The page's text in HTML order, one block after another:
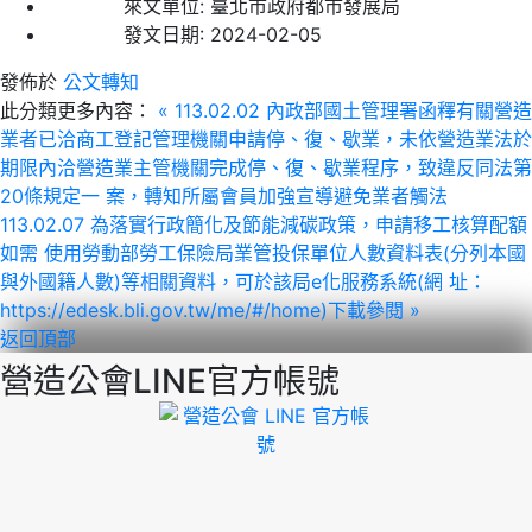
來文單位: 臺北市政府都市發展局
發文日期: 2024-02-05
發佈於 公文轉知
此分類更多內容：
« 113.02.02 內政部國土管理署函釋有關營造
業者已洽商工登記管理機關申請停、復、歇業，未依營造業法於
期限內洽營造業主管機關完成停、復、歇業程序，致違反同法第
20條規定一 案，轉知所屬會員加強宣導避免業者觸法
113.02.07 為落實行政簡化及節能減碳政策，申請移工核算配額
如需 使用勞動部勞工保險局業管投保單位人數資料表(分列本國
與外國籍人數)等相關資料，可於該局e化服務系統(網 址：
https://edesk.bli.gov.tw/me/#/home)下載參閱 »
返回頂部
營造公會LINE官方帳號